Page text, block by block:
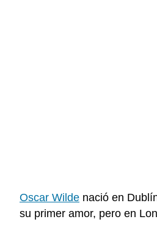
Oscar Wilde nació en
su primer amor, pero en